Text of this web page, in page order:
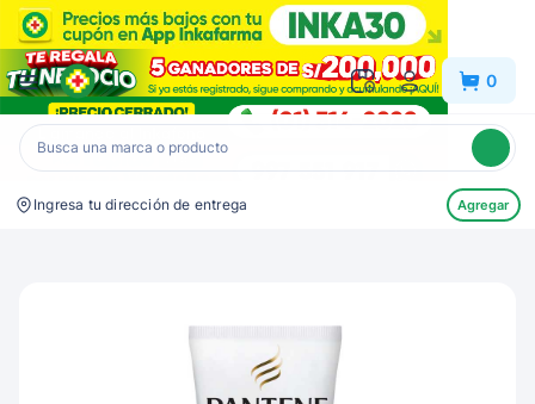
Inkafarma 0
Ingresa tu dirección de entrega Agregar